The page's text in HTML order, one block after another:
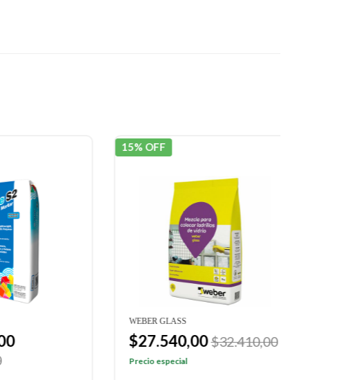
15% OFF
WEBER GLASS
$27.540,00$32.410,00
Precio especial